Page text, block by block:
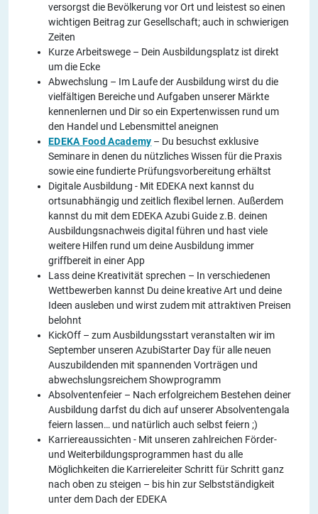
versorgst die Bevölkerung vor Ort und leistest so einen
wichtigen Beitrag zur Gesellschaft; auch in schwierigen
Zeiten
Kurze Arbeitswege – Dein Ausbildungsplatz ist direkt
um die Ecke
Abwechslung – Im Laufe der Ausbildung wirst du die
vielfältigen Bereiche und Aufgaben unserer Märkte
kennenlernen und Dir so ein Expertenwissen rund um
den Handel und Lebensmittel aneignen
EDEKA Food Academy – Du besuchst exklusive
Seminare in denen du nützliches Wissen für die Praxis
sowie eine fundierte Prüfungsvorbereitung erhältst
Digitale Ausbildung - Mit EDEKA next kannst du
ortsunabhängig und zeitlich flexibel lernen. Außerdem
kannst du mit dem EDEKA Azubi Guide z.B. deinen
Ausbildungsnachweis digital führen und hast viele
weitere Hilfen rund um deine Ausbildung immer
griffbereit in einer App
Lass deine Kreativität sprechen – In verschiedenen
Wettbewerben kannst Du deine kreative Art und deine
Ideen ausleben und wirst zudem mit attraktiven Preisen
belohnt
KickOff – zum Ausbildungsstart veranstalten wir im
September unseren AzubiStarter Day für alle neuen
Auszubildenden mit spannenden Vorträgen und
abwechslungsreichem Showprogramm
Absolventenfeier – Nach erfolgreichem Bestehen deiner
Ausbildung darfst du dich auf unserer Absolventengala
feiern lassen… und natürlich auch selbst feiern ;)
Karriereaussichten - Mit unseren zahlreichen Förder-
und Weiterbildungsprogrammen hast du alle
Möglichkeiten die Karriereleiter Schritt für Schritt ganz
nach oben zu steigen – bis hin zur Selbstständigkeit
unter dem Dach der EDEKA